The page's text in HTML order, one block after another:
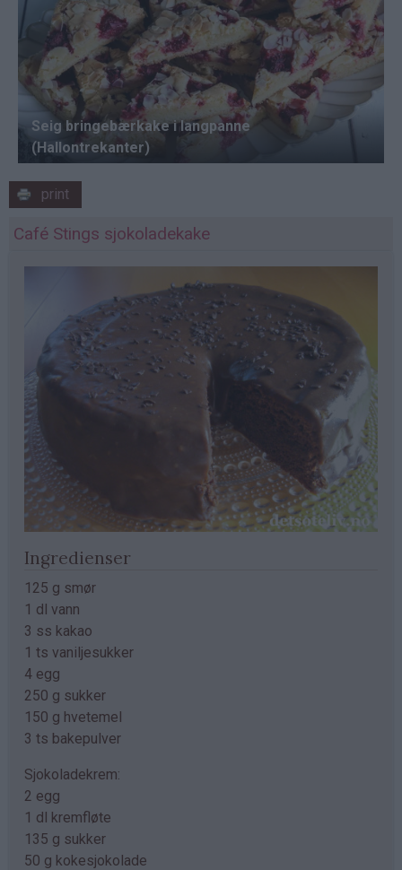
print
Café Stings sjokoladekake
Ingredienser
125 g smør
1 dl vann
3 ss kakao
1 ts vaniljesukker
4 egg
250 g sukker
150 g hvetemel
3 ts bakepulver
Sjokoladekrem:
2 egg
1 dl kremfløte
135 g sukker
50 g kokesjokolade